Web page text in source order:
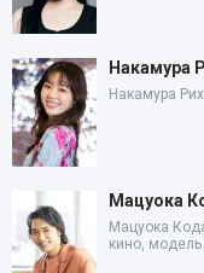
Накамура
Накамура
Мацуока
Мацуока
кино, модель.